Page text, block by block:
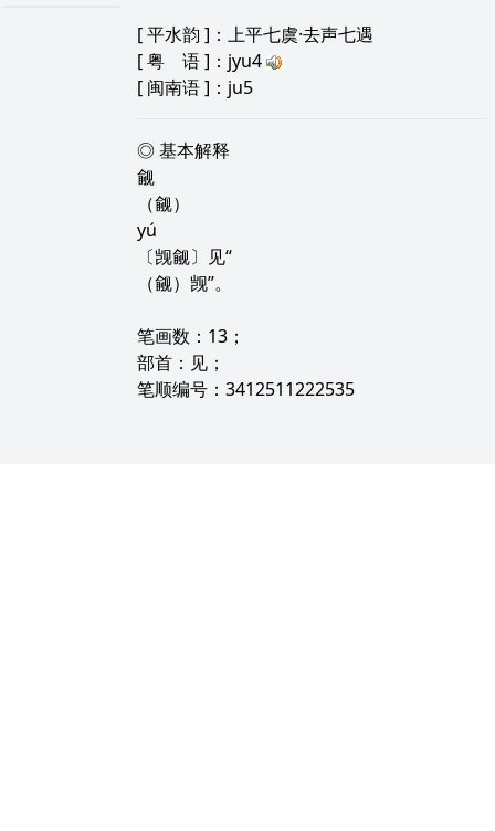
[平水韵 ]：上平七虞·去声七遇
[粤 语]：jyu4
[ 闽南语]：ju5
◎ 基本解释
觎
（觎）
yú
〔觊觎〕见“
（觎）觊”。
笔画数：13；
部首：见；
笔顺编号：3412511222535